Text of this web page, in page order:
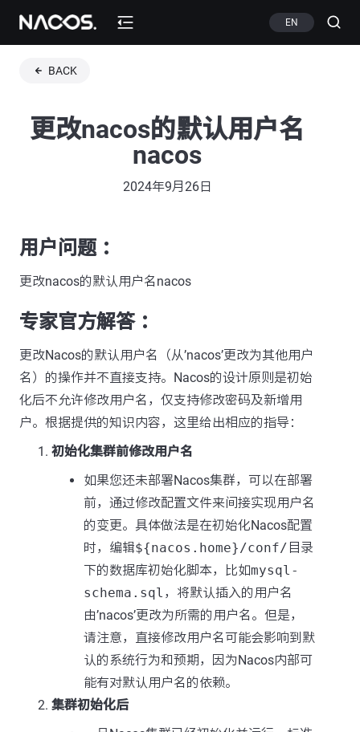
EN
BACK
更改nacos的默认用户名
nacos
2024年9月26日
用户问题 ：
更改nacos的默认用户名nacos
专家官方解答 ：
更改Nacos的默认用户名（从’nacos’更改为其他用户
名）的操作并不直接支持。Nacos的设计原则是初始
化后不允许修改用户名，仅支持修改密码及新增用
户。根据提供的知识内容，这里给出相应的指导：
初始化集群前修改用户名
如果您还未部署Nacos集群，可以在部署
前，通过修改配置文件来间接实现用户名
的变更。具体做法是在初始化Nacos配置
时，编辑${nacos.home}/conf/ 目录
下的数据库初始化脚本，比如mysql-
schema.sql ，将默认插入的用户名
由’nacos’更改为所需的用户名。但是，
请注意，直接修改用户名可能会影响到默
认的系统行为和预期，因为Nacos内部可
能有对默认用户名的依赖。
集群初始化后